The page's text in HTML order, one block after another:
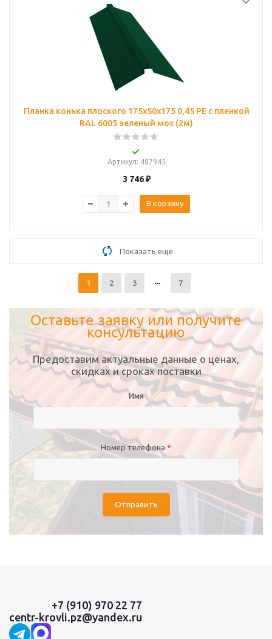
Планка конька плоского 175х50х175 0,45 PE с пленкой
RAL 6005 зеленый мох (2м)
Артикул: 487945
3 746₽
В корзину
Показать еще
1 2 3 7
Оставьте заявку или получите
консультацию
Предоставим актуальные данные о ценах,
скидках и сроках поставки
Имя
Номер телефона *
Отправить
+7 (910) 970 22 77
centr-krovli.pz@yandex.ru